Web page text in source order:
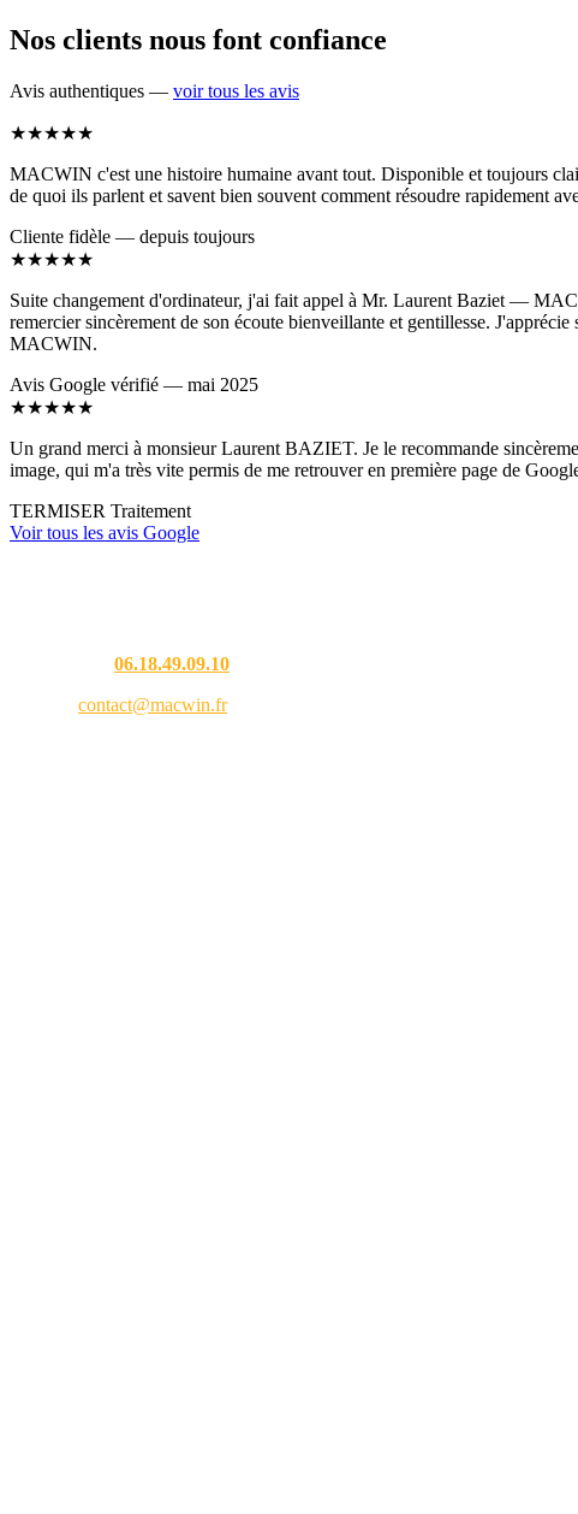
Nos clients nous font confiance
Avis authentiques — voir tous les avis
★★★★★
MACWIN c'est une histoire humaine avant tout. Disponible et toujours
de quoi ils parlent et savent bien souvent comment résoudre rapidement
Cliente fidèle — depuis toujours
★★★★★
Suite changement d'ordinateur, j'ai fait appel à Mr. Laurent Baziet —
remercier sincèrement de son écoute bienveillante et gentillesse.
MACWIN.
Avis Google vérifié — mai 2025
★★★★★
Un grand merci à monsieur Laurent BAZIET. Je le recommande
image, qui m'a très vite permis de me retrouver en première page de
TERMISER Traitement
Voir tous les avis Google
06.18.49.09.10
contact@macwin.fr